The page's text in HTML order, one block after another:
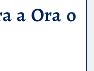
a Ora o